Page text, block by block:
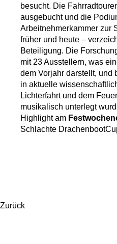
besucht. Die
ausgebucht und die
Arbeitnehmerkammer zur
früher und heute –
Beteiligung. Die
mit 23 Ausstellern, was
dem Vorjahr darstellt, und
in aktuelle
Lichterfahrt und dem
musikalisch unterlegt
Highlight am
Schlachte
Zurück